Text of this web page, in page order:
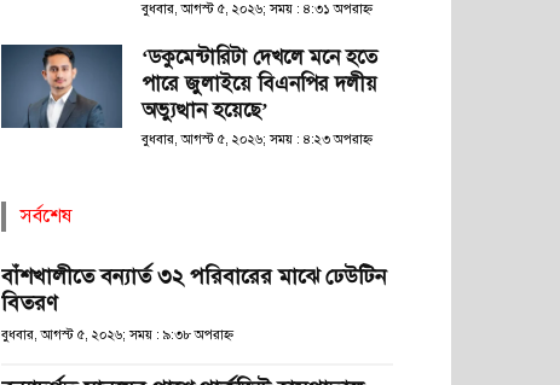
বুধবার, আগস্ট ৫, ২০২৬; সময় : ৪:৩১ অপরাহ্ণ
‘ডকুমেন্টারিটা দেখলে মনে হতে
পারে জুলাইয়ে বিএনপির দলীয়
অভ্যুত্থান হয়েছে’
বুধবার, আগস্ট ৫, ২০২৬; সময় : ৪:২৩ অপরাহ্ণ
সর্বশেষ
বাঁশখালীতে বন্যার্ত ৩২ পরিবারের মাঝে ঢেউটিন
বিতরণ
বুধবার, আগস্ট ৫, ২০২৬; সময় : ৯:৩৮ অপরাহ্ণ